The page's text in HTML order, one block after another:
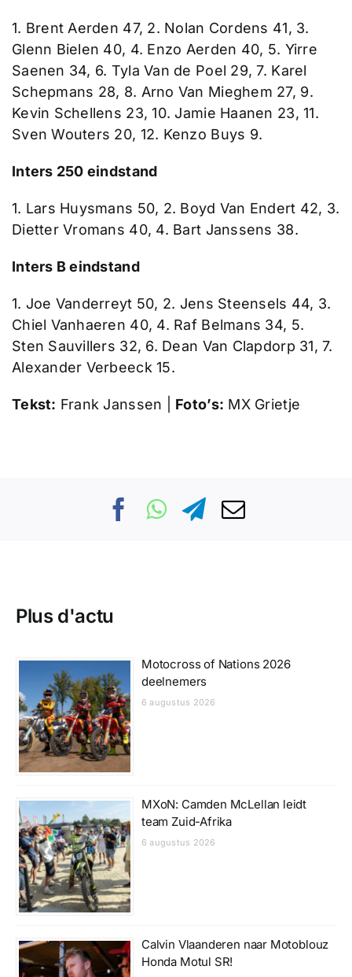
1. Brent Aerden 47, 2. Nolan Cordens 41, 3.
Glenn Bielen 40, 4. Enzo Aerden 40, 5. Yirre
Saenen 34, 6. Tyla Van de Poel 29, 7. Karel
Schepmans 28, 8. Arno Van Mieghem 27, 9.
Kevin Schellens 23, 10. Jamie Haanen 23, 11.
Sven Wouters 20, 12. Kenzo Buys 9.
Inters 250 eindstand
1. Lars Huysmans 50, 2. Boyd Van Endert 42, 3.
Dietter Vromans 40, 4. Bart Janssens 38.
Inters B eindstand
1. Joe Vanderreyt 50, 2. Jens Steensels 44, 3.
Chiel Vanhaeren 40, 4. Raf Belmans 34, 5.
Sten Sauvillers 32, 6. Dean Van Clapdorp 31, 7.
Alexander Verbeeck 15.
Tekst: Frank Janssen | Foto’s: MX Grietje
Plus d'actu
Motocross of Nations 2026
deelnemers
6 augustus 2026
MXoN: Camden McLellan leidt
team Zuid-Afrika
6 augustus 2026
Calvin Vlaanderen naar Motoblouz
Honda Motul SR!